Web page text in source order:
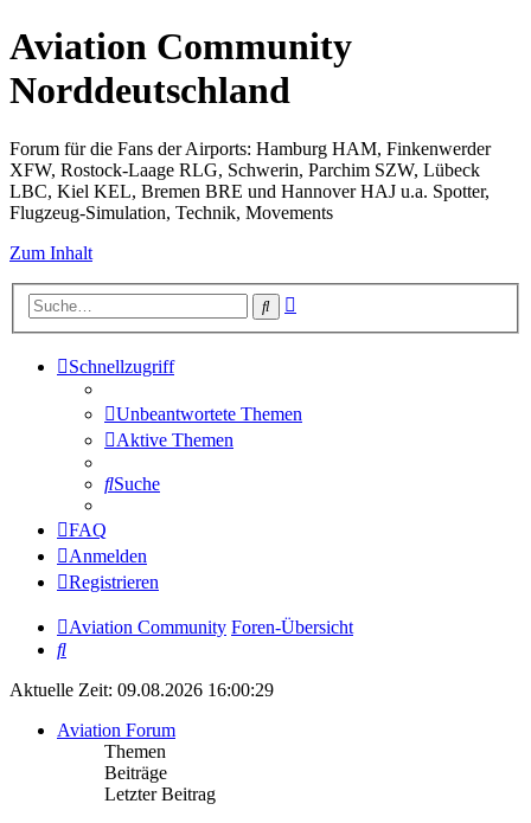
Aviation Community
Norddeutschland
Forum für die Fans der Airports: Hamburg HAM, Finkenwerder
XFW, Rostock-Laage RLG, Schwerin, Parchim SZW, Lübeck
LBC, Kiel KEL, Bremen BRE und Hannover HAJ u.a. Spotter,
Flugzeug-Simulation, Technik, Movements
Zum Inhalt
Suche
Schnellzugriff
Unbeantwortete Themen
Aktive Themen
Suche
FAQ
Anmelden
Registrieren
Aviation Community Foren-Übersicht
Suche
Aktuelle Zeit: 09.08.2026 16:00:29
Aviation Forum
Themen
Beiträge
Letzter Beitrag